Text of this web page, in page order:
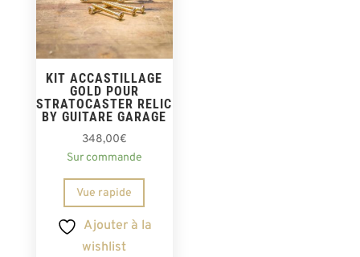
KIT ACCASTILLAGE
GOLD POUR
STRATOCASTER RELIC
BY GUITARE GARAGE
348,00€
Sur commande
Vue rapide
Ajouter à la
wishlist